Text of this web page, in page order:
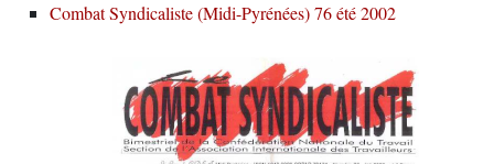
Combat Syndicaliste (Midi-Pyrénées) 76 été 2002